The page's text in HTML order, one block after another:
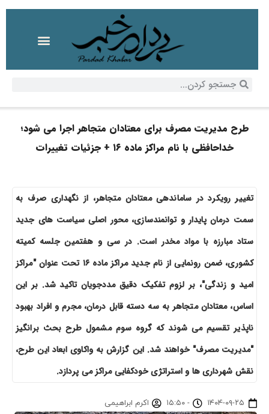
طرح مدیریت مصرف برای معتادان متجاهر اجرا می شود؛
خداحافظی با نام مراکز ماده ۱۶ + جزئیات تغییرات
تغییر رویکرد در ساماندهی معتادان متجاهر، از نگهداری صرف به
سمت درمان پایدار و توانمندسازی، محور اصلی سیاست های جدید
ستاد مبارزه با مواد مخدر است. در سی و هفتمین جلسه کمیته
کشوری، ضمن رونمایی از نام جدید مراکز ماده ۱۶ تحت عنوان "مراکز
امید و زندگی"، بر لزوم تفکیک دقیق مددجویان تاکید شد. بر این
اساس، معتادان متجاهر به سه دسته قابل درمان، مجرم و افراد بهبود
ناپذیر تقسیم می شوند که گروه سوم مشمول طرح بحث برانگیز
"مدیریت مصرف" خواهند شد. این گزارش به واکاوی ابعاد این طرح،
نقش شهرداری ها و استراتژی خودکفایی مراکز می پردازد.
۱۴۰۴-۰۹-۲۵ - ۱۵:۵۰ اکرم ابراهیمی